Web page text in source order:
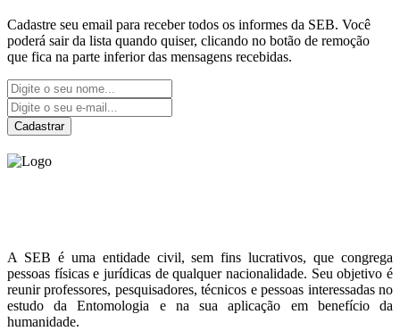
Cadastre seu email para receber todos os informes da SEB. Você
poderá sair da lista quando quiser, clicando no botão de remoção
que fica na parte inferior das mensagens recebidas.
Cadastrar
A SEB é uma entidade civil, sem fins lucrativos, que congrega
pessoas físicas e jurídicas de qualquer nacionalidade. Seu objetivo é
reunir professores, pesquisadores, técnicos e pessoas interessadas no
estudo da Entomologia e na sua aplicação em benefício da
humanidade.